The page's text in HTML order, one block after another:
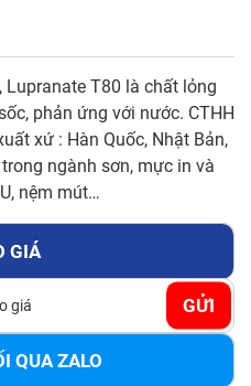
Lupranate T80 là chất lỏng
phản ứng với nước. CTHH
xứ : Hàn Quốc, Nhật Bản,
ngành sơn, mực in và
nệm mút…
GIÁ
GỬI
QUA ZALO